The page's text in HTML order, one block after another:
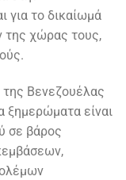
για το δικαίωμά
της χώρας τους,
Βενεζουέλας
ξημερώματα είναι
σε βάρος